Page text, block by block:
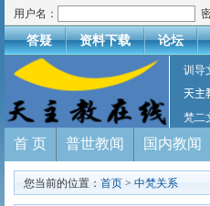
用户名：
答疑 资料下载 论坛
训导
天主
梵二
首 页 普世教闻 国内教闻
您当前的位置： 首页 > 中梵关系